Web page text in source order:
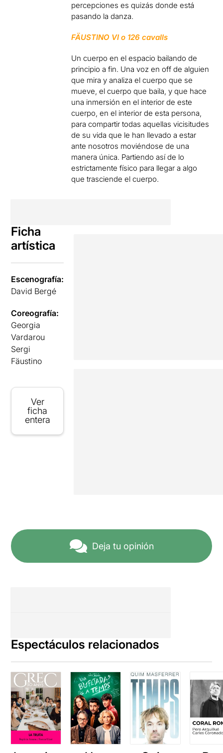
percepciones es quizás donde está
pasando la danza.
FÄUSTINO VI o 126 cavalls
Un cuerpo en el espacio bailando de
principio a fin. Una voz en off de alguien
que mira y analiza el cuerpo que se
mueve, el cuerpo que baila, y que hace
una inmersión en el interior de este
cuerpo, en el interior de esta persona,
para compartir todas aquellas vicisitudes
de su vida que le han llevado a estar
ante nosotros moviéndose de una
manera única. Partiendo así de lo
estrictamente físico para llegar a algo
que trasciende el cuerpo.
Ficha
artística
Escenografía:
David Bergé
Coreografía:
Georgia
Vardarou
Sergi
Fäustino
Ver
ficha
entera
Deja tu opinión
Espectáculos relacionados